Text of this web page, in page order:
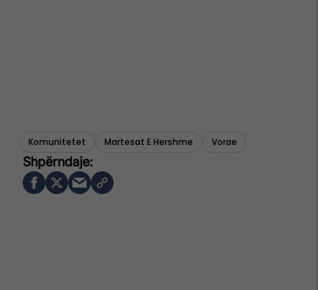
Komunitetet Martesat E Hershme Vorae